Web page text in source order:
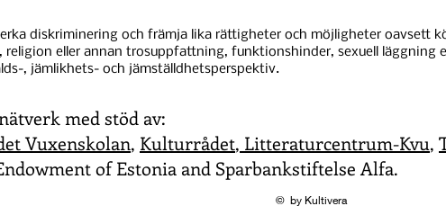
diskriminering och främja lika rättigheter och möjligheter oavsett
eller annan trosuppfattning, funktionshinder, sexuell läggning
, jämlikhets- och jämställdhetsperspektiv.
med stöd av:
Vuxenskolan, Kulturrådet, Litteraturcentrum-Kvu,
of Estonia and Sparbankstiftelse Alfa.
© by Kultivera